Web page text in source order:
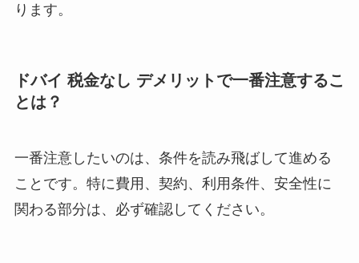
ります。
ドバイ 税金なし デメリットで一番注意するこ
とは？
一番注意したいのは、条件を読み飛ばして進める
ことです。特に費用、契約、利用条件、安全性に
関わる部分は、必ず確認してください。